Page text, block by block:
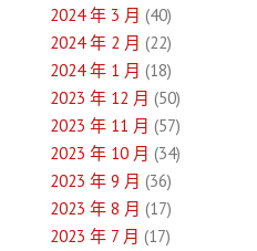
2024 年 3 月 (40)
2024 年 2 月 (22)
2024 年 1 月 (18)
2023 年 12 月 (50)
2023 年 11 月 (57)
2023 年 10 月 (34)
2023 年 9 月 (36)
2023 年 8 月 (17)
2023 年 7 月 (17)